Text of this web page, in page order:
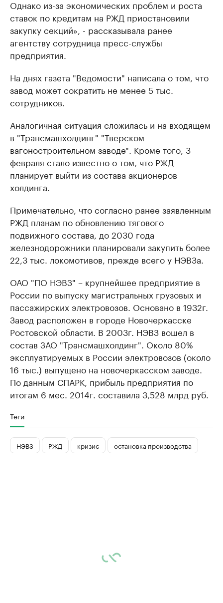
Однако из-за экономических проблем и роста
ставок по кредитам на РЖД приостановили
закупку секций», - рассказывала ранее
агентству сотрудница пресс-службы
предприятия.
На днях газета "Ведомости" написала о том, что
завод может сократить не менее 5 тыс.
сотрудников.
Аналогичная ситуация сложилась и на входящем
в "Трансмашхолдинг" "Тверском
вагоностроительном заводе". Кроме того, 3
февраля стало известно о том, что РЖД
планирует выйти из состава акционеров
холдинга.
Примечательно, что согласно ранее заявленным
РЖД планам по обновлению тягового
подвижного состава, до 2030 года
железнодорожники планировали закупить более
22,3 тыс. локомотивов, прежде всего у НЭВЗа.
ОАО "ПО НЭВЗ" – крупнейшее предприятие в
России по выпуску магистральных грузовых и
пассажирских электровозов. Основано в 1932г.
Завод расположен в городе Новочеркасске
Ростовской области. В 2003г. НЭВЗ вошел в
состав ЗАО "Трансмашхолдинг". Около 80%
эксплуатируемых в России электровозов (около
16 тыс.) выпущено на новочеркасском заводе.
По данным СПАРК, прибыль предприятия по
итогам 6 мес. 2014г. составила 3,528 млрд руб.
Теги
НЭВЗ РЖД кризис остановка производства